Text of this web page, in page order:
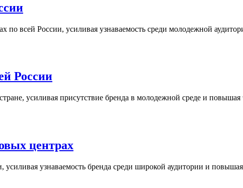
всей России, усиливая узнаваемость среди молодежной
России
усиливая присутствие бренда в молодежной среде и повышая
центрах
узнаваемость бренда среди широкой аудитории и повышая